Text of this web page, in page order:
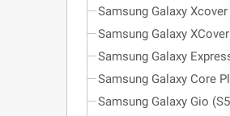
Samsung Galaxy
Samsung Galaxy
Samsung Galaxy
Samsung Galaxy Core
Samsung Galaxy Gio